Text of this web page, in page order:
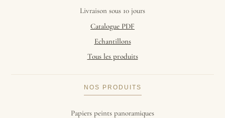
Livraison sous 10 jours
Catalogue PDF
Echantillons
Tous les produits
NOS PRODUITS
Papiers peints panoramiques